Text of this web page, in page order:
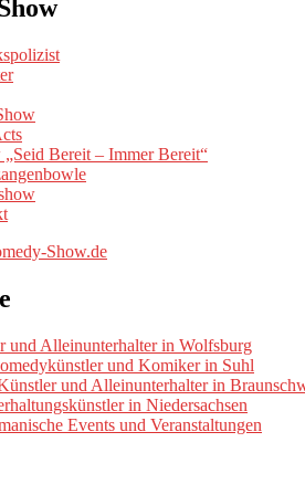
Bereit – Immer Bereit“
und Alleinunterhalter in Wolfsburg
und Komiker in Suhl
und Alleinunterhalter in
in Niedersachsen
Events und Veranstaltungen